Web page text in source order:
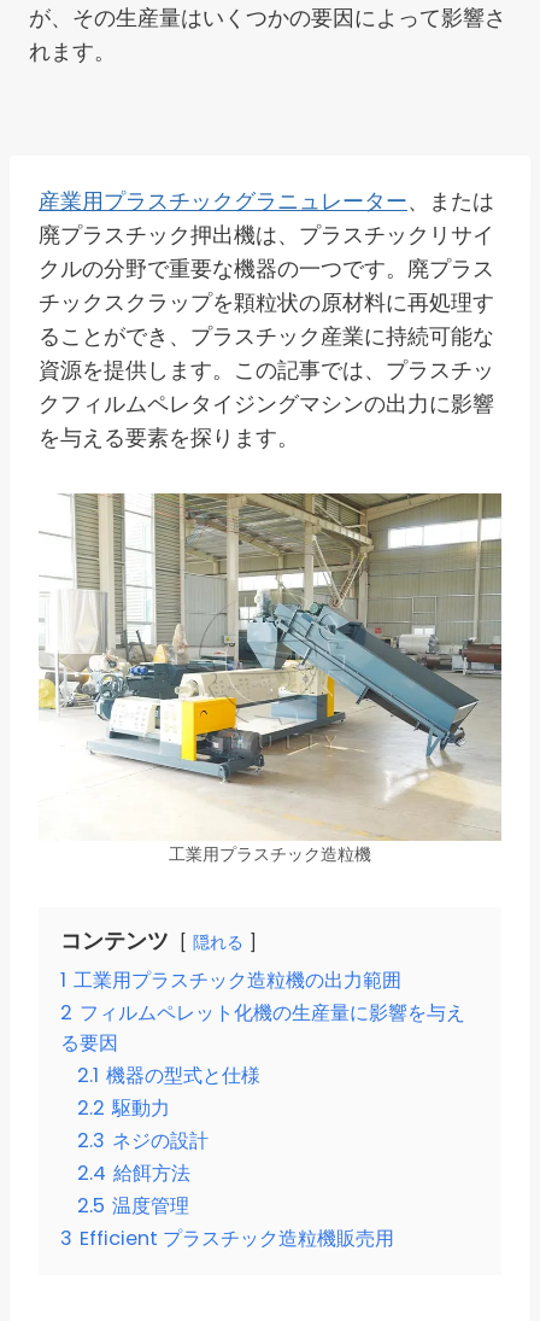
が、その生産量はいくつかの要因によって影響さ
れます。
産業用プラスチックグラニュレーター、または
廃プラスチック押出機は、プラスチックリサイ
クルの分野で重要な機器の一つです。廃プラス
チックスクラップを顆粒状の原材料に再処理す
ることができ、プラスチック産業に持続可能な
資源を提供します。この記事では、プラスチッ
クフィルムペレタイジングマシンの出力に影響
を与える要素を探ります。
工業用プラスチック造粒機
コンテンツ 隠れる
1 工業用プラスチック造粒機の出力範囲
2 フィルムペレット化機の生産量に影響を与え
る要因
2.1 機器の型式と仕様
2.2 駆動力
2.3 ネジの設計
2.4 給餌方法
2.5 温度管理
3 Efficient プラスチック造粒機販売用